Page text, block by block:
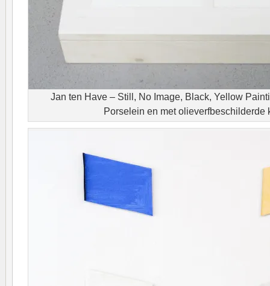
Jan ten Have – Still, No Image, Black, Yellow
Porselein en met olieverfbeschilderde